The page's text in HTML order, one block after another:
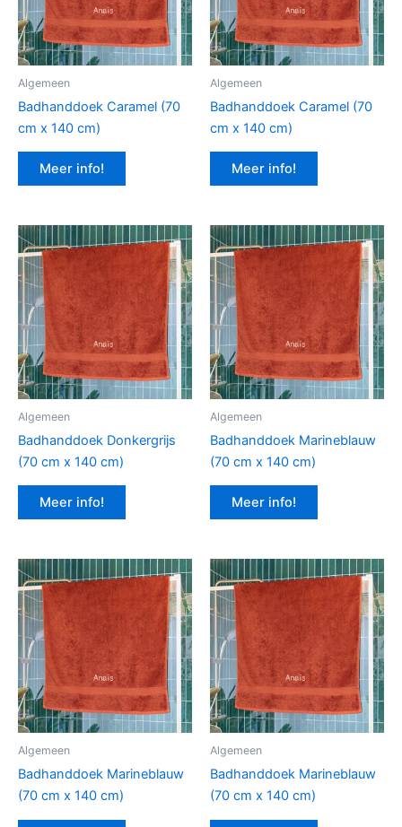
Algemeen
Badhanddoek Caramel (70
cm x 140 cm)
Meer info!
Algemeen
Badhanddoek Caramel (70
cm x 140 cm)
Meer info!
Algemeen
Badhanddoek Donkergrijs
(70 cm x 140 cm)
Meer info!
Algemeen
Badhanddoek Marineblauw
(70 cm x 140 cm)
Meer info!
Algemeen
Badhanddoek Marineblauw
(70 cm x 140 cm)
Algemeen
Badhanddoek Marineblauw
(70 cm x 140 cm)